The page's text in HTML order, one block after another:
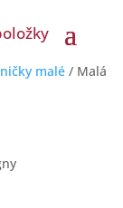
malé / Malá